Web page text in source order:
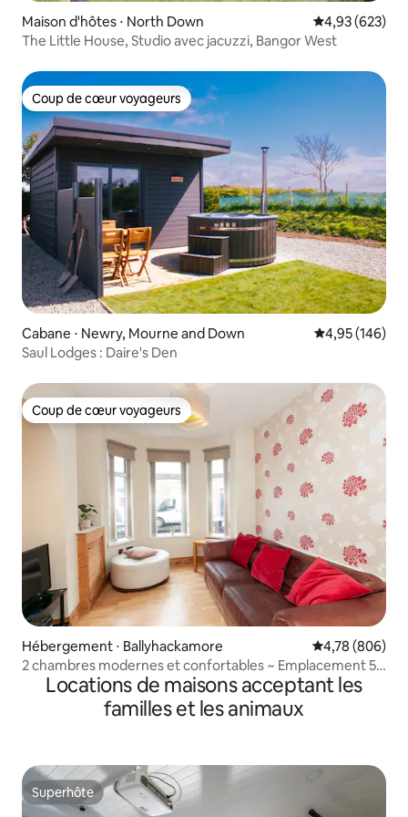
Maison d'hôtes ⋅ North Down Évaluation
4,93 (623)
The Little House, Studio avec jacuzzi, Bangor West
Coup de cœur voyageurs
Coup de cœur voyageurs
Cabane ⋅ Newry, Mourne and Down Évaluation
4,95 (146)
Saul Lodges : Daire's Den
Coup de cœur voyageurs
Coup de cœur voyageurs
Hébergement ⋅ Ballyhackamore Évaluation
4,78 (806)
2 chambres modernes et confortables ~ Emplacement 5*
~ Petit déjeuner ~ Forfait
Locations de maisons acceptant les
familles et les animaux
Superhôte
Superhôte